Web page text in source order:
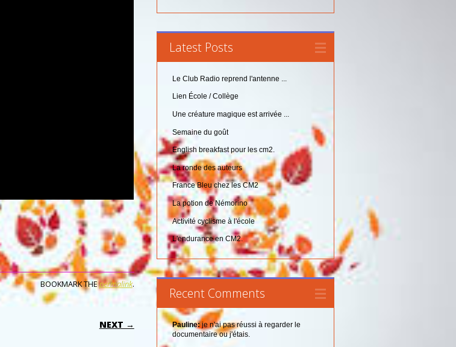
BOOKMARK THEpermalink.
NEXT →
Latest Posts
Le Club Radio reprend l'antenne ...
Lien École / Collège
Une créature magique est arrivée ...
Semaine du goût
English breakfast pour les cm2.
La ronde des auteurs
France Bleu chez les CM2
La potion de Némorino
Activité cyclisme à l'école
L'endurance en CM2.
Recent Comments
Pauline:je n'ai pas réussi à regarder le
documentaire ou j'étais.